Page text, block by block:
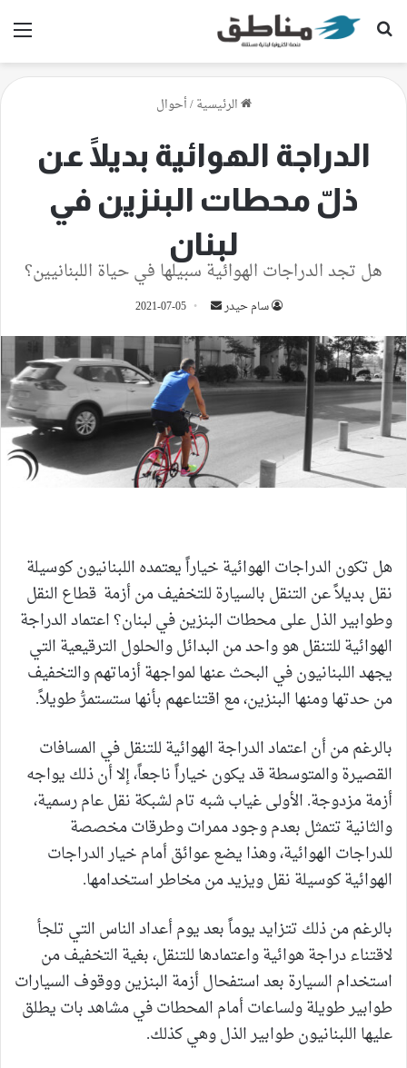
بحث عن
الرئيسية/أحوال
الدراجة الهوائية بديلًا عن
ذلّ محطات البنزين في
لبنان
هل تجد الدراجات الهوائية سبيلها في حياة اللبنانيين؟
سام حيدر
أرسل
إلكترونيا
2021-07-05
هل تكون الدراجات الهوائية خياراً يعتمده اللبنانيون كوسيلة
نقل بديلاً عن التنقل بالسيارة للتخفيف من أزمة قطاع النقل
وطوابير الذل على محطات البنزين في لبنان؟ اعتماد الدراجة
الهوائية للتنقل هو واحد من البدائل والحلول الترقيعية التي
يجهد اللبنانيون في البحث عنها لمواجهة أزماتهم والتخفيف
من حدتها ومنها البنزين، مع اقتناعهم بأنها ستستمرُّ طويلاً.
بالرغم من أن اعتماد الدراجة الهوائية للتنقل في المسافات
القصيرة والمتوسطة قد يكون خياراً ناجعاً، إلا أن ذلك يواجه
أزمة مزدوجة. الأولى غياب شبه تام لشبكة نقل عام رسمية،
والثانية تتمثل بعدم وجود ممرات وطرقات مخصصة
للدراجات الهوائية، وهذا يضع عوائق أمام خيار الدراجات
الهوائية كوسيلة نقل ويزيد من مخاطر استخدامها.
بالرغم من ذلك تتزايد يوماً بعد يوم أعداد الناس التي تلجأ
لاقتناء دراجة هوائية واعتمادها للتنقل، بغية التخفيف من
استخدام السيارة بعد استفحال أزمة البنزين ووقوف السيارات
طوابير طويلة ولساعات أمام المحطات في مشاهد بات يطلق
عليها اللبنانيون طوابير الذل وهي كذلك.